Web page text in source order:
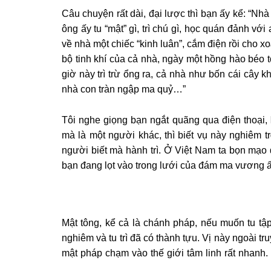
Câu chuyện rất dài, đại lược thì bạn ấy kể:
ông ấy tu “mật” gì, trì chú gì, học quán đảnh
về nhà một chiếc “kinh luân”, cắm điện rồi cho
bộ tinh khí của cả nhà, ngày một hồng hào
giờ này trì trừ ổng ra, cả nhà như bốn cái cây
nhà con tràn ngập ma quỷ…”
Tôi nghe giọng bạn ngắt quãng qua điện
mà là một người khác, thì biết vụ này nghiêm
người biết mà hành trì. Ở Việt Nam ta bọn
bạn đang lọt vào trong lưới của đám ma vương
Mật tông, kể cả là chánh pháp, nếu muốn tu
nghiêm và tu trì đã có thành tựu. Vị này ngoài
mật pháp chạm vào thế giới tâm linh rất